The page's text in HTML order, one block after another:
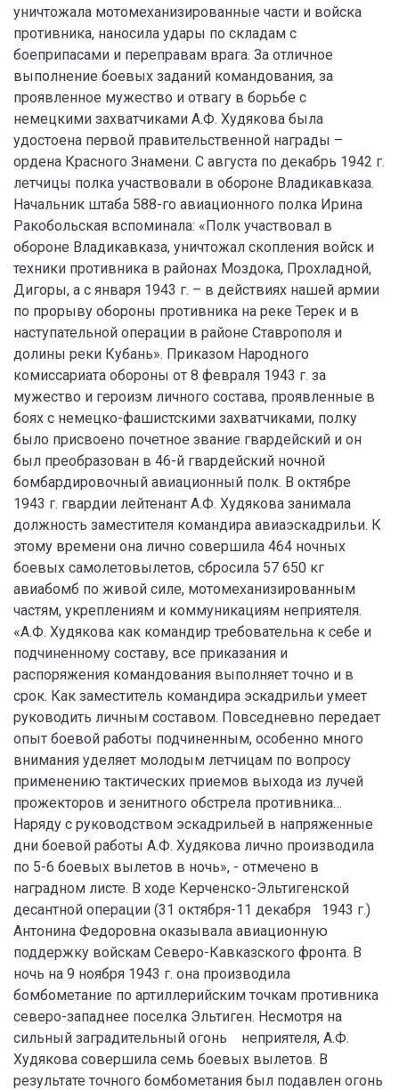
уничтожала мотомеханизированные части и войска
противника, наносила удары по складам с
боеприпасами и переправам врага. За отличное
выполнение боевых заданий командования, за
проявленное мужество и отвагу в борьбе с
немецкими захватчиками А.Ф. Худякова была
удостоена первой правительственной награды –
ордена Красного Знамени. С августа по декабрь 1942 г.
летчицы полка участвовали в обороне Владикавказа.
Начальник штаба 588-го авиационного полка Ирина
Ракобольская вспоминала: «Полк участвовал в
обороне Владикавказа, уничтожал скопления войск и
техники противника в районах Моздока, Прохладной,
Дигоры, а с января 1943 г. – в действиях нашей армии
по прорыву обороны противника на реке Терек и в
наступательной операции в районе Ставрополя и
долины реки Кубань». Приказом Народного
комиссариата обороны от 8 февраля 1943 г. за
мужество и героизм личного состава, проявленные в
боях с немецко-фашистскими захватчиками, полку
было присвоено почетное звание гвардейский и он
был преобразован в 46-й гвардейский ночной
бомбардировочный авиационный полк. В октябре
1943 г. гвардии лейтенант А.Ф. Худякова занимала
должность заместителя командира авиаэскадрильи. К
этому времени она лично совершила 464 ночных
боевых самолетовылетов, сбросила 57 650 кг
авиабомб по живой силе, мотомеханизированным
частям, укреплениям и коммуникациям неприятеля.
«А.Ф. Худякова как командир требовательна к себе и
подчиненному составу, все приказания и
распоряжения командования выполняет точно и в
срок. Как заместитель командира эскадрильи умеет
руководить личным составом. Повседневно передает
опыт боевой работы подчиненным, особенно много
внимания уделяет молодым летчицам по вопросу
применению тактических приемов выхода из лучей
прожекторов и зенитного обстрела противника…
Наряду с руководством эскадрильей в напряженные
дни боевой работы А.Ф. Худякова лично производила
по 5-6 боевых вылетов в ночь», - отмечено в
наградном листе. В ходе Керченско-Эльтигенской
десантной операции (31 октября-11 декабря 1943 г.)
Антонина Федоровна оказывала авиационную
поддержку войскам Северо-Кавказского фронта. В
ночь на 9 ноября 1943 г. она производила
бомбометание по артиллерийским точкам противника
северо-западнее поселка Эльтиген. Несмотря на
сильный заградительный огонь неприятеля, А.Ф.
Худякова совершила семь боевых вылетов. В
результате точного бомбометания был подавлен огонь